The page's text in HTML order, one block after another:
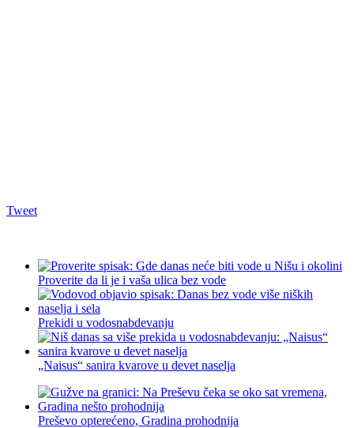
Tweet
Proverite da li je i vaša ulica bez vode
Prekidi u vodosnabdevanju
„Naisus“ sanira kvarove u devet naselja
Preševo opterećeno, Gradina prohodnija